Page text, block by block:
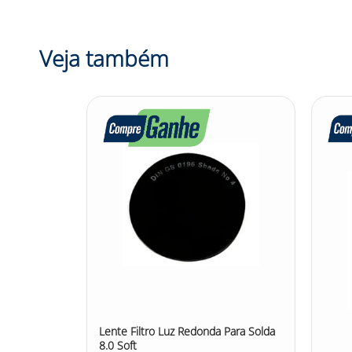
Veja também
Lente Filtro Luz Redonda Para Solda
8.0 Soft